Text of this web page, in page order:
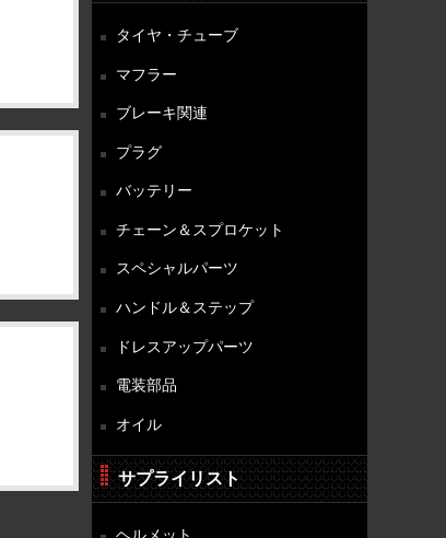
タイヤ・チューブ
マフラー
ブレーキ関連
プラグ
バッテリー
チェーン＆スプロケット
スペシャルパーツ
ハンドル＆ステップ
ドレスアップパーツ
電装部品
オイル
サプライリスト
ヘルメット